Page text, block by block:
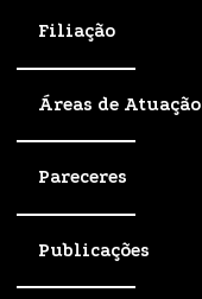
Filiação
Áreas de Atuação
Pareceres
Publicações